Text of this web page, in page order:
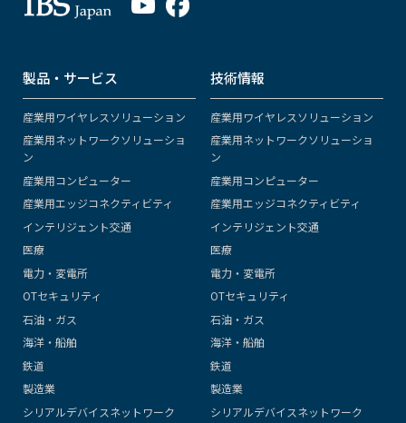
製品・サービス
産業用ワイヤレスソリューション
産業用ネットワークソリューショ
ン
産業用コンピューター
産業用エッジコネクティビティ
インテリジェント交通
医療
電力・変電所
OTセキュリティ
石油・ガス
海洋・船舶
鉄道
製造業
シリアルデバイスネットワーク
技術情報
産業用ワイヤレスソリューション
産業用ネットワークソリューショ
ン
産業用コンピューター
産業用エッジコネクティビティ
インテリジェント交通
医療
電力・変電所
OTセキュリティ
石油・ガス
海洋・船舶
鉄道
製造業
シリアルデバイスネットワーク